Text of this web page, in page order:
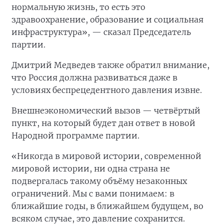
нормальную жизнь, то есть это
здравоохранение, образование и социальная
инфраструктура», — сказал Председатель
партии.
Дмитрий Медведев также обратил внимание,
что Россия должна развиваться даже в
условиях беспрецедентного давления извне.
Внешнеэкономический вызов — четвёртый
пункт, на который будет дан ответ в новой
Народной программе партии.
«Никогда в мировой истории, современной
мировой истории, ни одна страна не
подвергалась такому объёму незаконных
ограничений. Мы с вами понимаем: в
ближайшие годы, в ближайшем будущем, во
всяком случае, это давление сохранится.